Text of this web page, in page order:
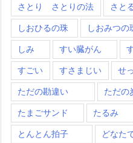
さとり さとりの法 さと
しおひるの珠 しおみつの
しみ すい臓がん
すごい すさまじい せ
ただの勘違い ただの
たまごサンド たるみ
とんとん拍子 どなた